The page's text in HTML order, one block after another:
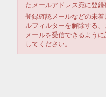
たメールアドレス宛に登録
登録確認メールなどの未
ルフィルターを解除する
メールを受信できるよう
してください。